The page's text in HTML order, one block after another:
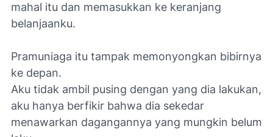
mahal itu dan memasukkan ke keranjang
belanjaanku.
Pramuniaga itu tampak memonyongkan bibirnya
ke depan.
Aku tidak ambil pusing dengan yang dia lakukan,
aku hanya berfikir bahwa dia sekedar
menawarkan dagangannya yang mungkin belum